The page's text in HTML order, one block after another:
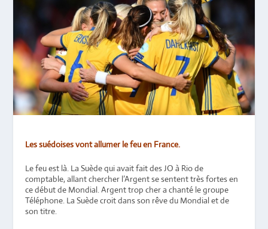
Les suédoises vont allumer le feu en France.
Le feu est là. La Suède qui avait fait des JO à Rio de
comptable, allant chercher l’Argent se sentent très fortes en
ce début de Mondial. Argent trop cher a chanté le groupe
Téléphone. La Suède croit dans son rêve du Mondial et de
son titre.